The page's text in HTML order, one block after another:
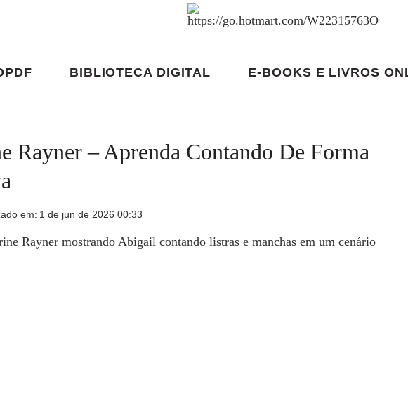
BIBLIOTECA DIGITAL E-BOOKS E LIVROS
Rayner – Aprenda Contando De Forma
em: 1 de jun de 2026 00:33